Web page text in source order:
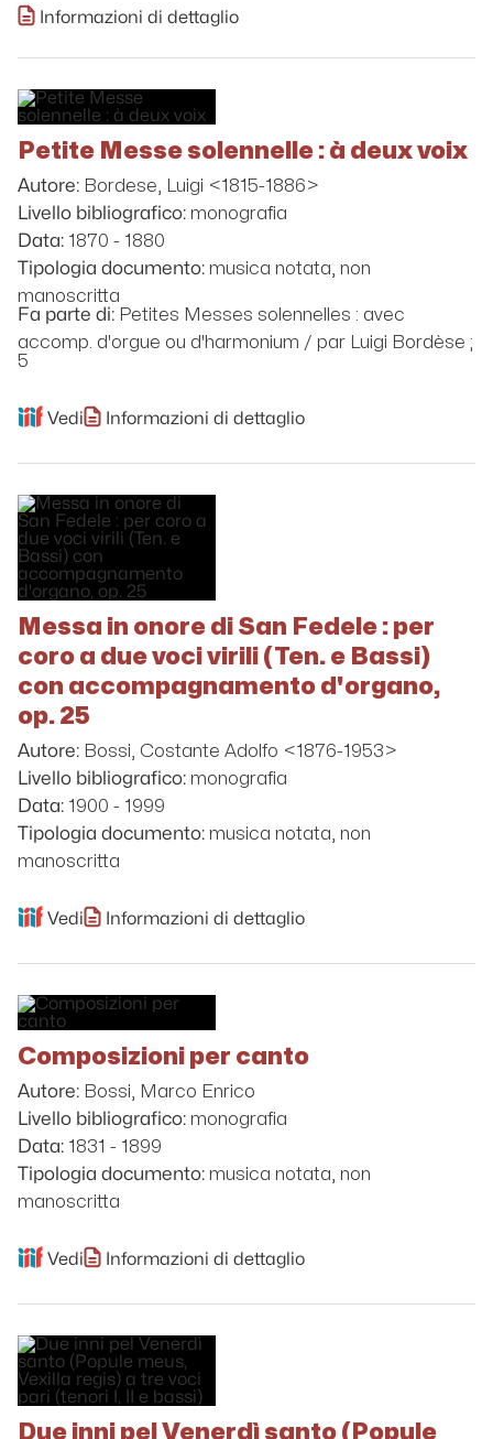
Informazioni di dettaglio
Petite Messe solennelle : à deux voix
Autore: Bordese, Luigi <1815-1886>
Livello bibliografico: monografia
Data: 1870 - 1880
Tipologia documento: musica notata, non
manoscritta
Fa parte di: Petites Messes solennelles : avec
accomp. d'orgue ou d'harmonium / par Luigi Bordèse ;
5
Vedi Informazioni di dettaglio
Messa in onore di San Fedele : per
coro a due voci virili (Ten. e Bassi)
con accompagnamento d'organo,
op. 25
Autore: Bossi, Costante Adolfo <1876-1953>
Livello bibliografico: monografia
Data: 1900 - 1999
Tipologia documento: musica notata, non
manoscritta
Vedi Informazioni di dettaglio
Composizioni per canto
Autore: Bossi, Marco Enrico
Livello bibliografico: monografia
Data: 1831 - 1899
Tipologia documento: musica notata, non
manoscritta
Vedi Informazioni di dettaglio
Due inni pel Venerdì santo (Popule